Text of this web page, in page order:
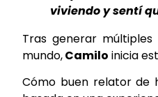
viviendo y sentí
Tras generar
mundo,Camilo inicia
Cómo buen relator de